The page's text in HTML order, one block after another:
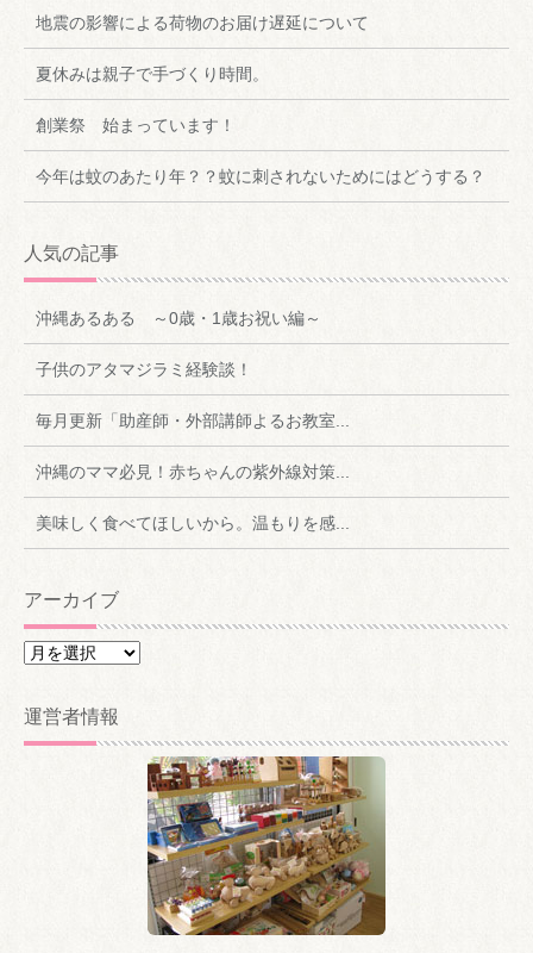
地震の影響による荷物のお届け遅延について
夏休みは親子で手づくり時間。
創業祭 始まっています！
今年は蚊のあたり年？？蚊に刺されないためにはどうする？
人気の記事
沖縄あるある ～0歳・1歳お祝い編～
子供のアタマジラミ経験談！
毎月更新「助産師・外部講師よるお教室...
沖縄のママ必見！赤ちゃんの紫外線対策...
美味しく食べてほしいから。温もりを感...
アーカイブ
ア
カ
イ
運営者情報